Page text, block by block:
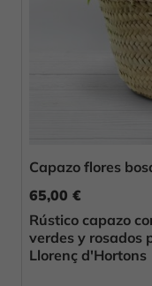
Capazo flores
65,00 €
Rústico capazo
verdes y rosados
Llorenç d'Hortons